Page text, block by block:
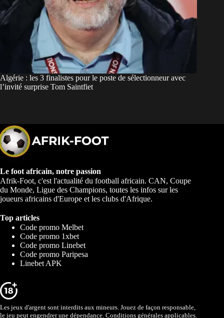
Algérie : les 3 finalistes pour le poste de sélectionneur avec
l’invité surprise Tom Saintfiet
Le foot africain, notre passion
Afrik-Foot, c'est l'actualité du football africain. CAN, Coupe
du Monde, Ligue des Champions, toutes les infos sur les
joueurs africains d'Europe et les clubs d'Afrique.
Top articles
Code promo Melbet
Code promo 1xbet
Code promo Linebet
Code promo Paripesa
Linebet APK
Les jeux d'argent sont interdits aux mineurs. Jouez de façon responsable,
le jeu peut engendrer une dépendance. Conditions générales applicables.